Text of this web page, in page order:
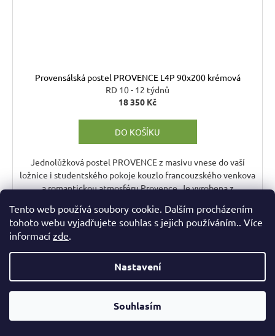
Tento web používá soubory cookie. Dalším procházením
tohoto webu vyjadřujete souhlas s jejich používáním.. Více
informací zde.
Nastavení
Souhlasím
Provensálská postel PROVENCE L4P 90x200 krémová
RD 10 - 12 týdnů
18 350 Kč
DO KOŠÍKU
Jednolůžková postel PROVENCE z masivu vnese do vaší
ložnice i studentského pokoje kouzlo francouzského venkova
a romantickou atmosféru Provence. Je vyrobena z
AKCE Kód:VACEURBED/A/PV